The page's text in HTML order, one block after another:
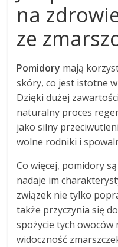
na
ze
Pomidory mają
skóry, co jest istotne
Dzięki dużej
naturalny proces
jako silny
wolne rodniki i
Co więcej, pomidory
nadaje im
związek nie tylko
także przyczynia się
spożycie tych owoców
widoczność